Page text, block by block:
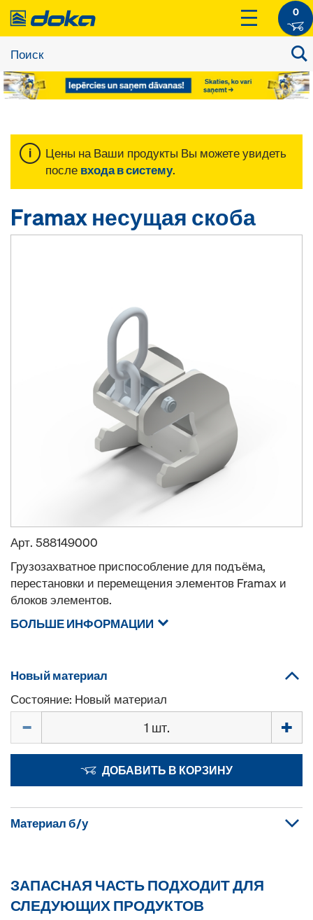
0
Цены на Ваши продукты Вы можете увидеть
после входа в систему.
Framax несущая скоба
Арт. 588149000
Грузозахватное приспособление для подъёма,
перестановки и перемещения элементов Framax и
блоков элементов.
БОЛЬШЕ ИНФОРМАЦИИ
Новый материал
Состояние: Новый материал
ДОБАВИТЬ В КОРЗИНУ
Материал б/у
ЗАПАСНАЯ ЧАСТЬ ПОДХОДИТ ДЛЯ
СЛЕДУЮЩИХ ПРОДУКТОВ